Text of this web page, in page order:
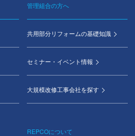
管理組合の方へ
共用部分リフォームの基礎知識
セミナー・イベント情報
大規模改修工事会社を探す
REPCOについて